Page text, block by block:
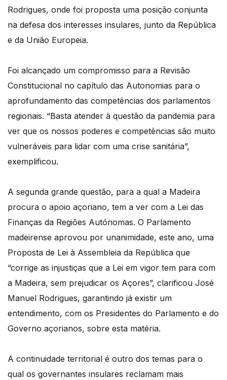
Rodrigues, onde foi proposta uma posição conjunta
na defesa dos interesses insulares, junto da República
e da União Europeia.
Foi alcançado um compromisso para a Revisão
Constitucional no capítulo das Autonomias para o
aprofundamento das competências dos parlamentos
regionais. “Basta atender à questão da pandemia para
ver que os nossos poderes e competências são muito
vulneráveis para lidar com uma crise sanitária”,
exemplificou.
A segunda grande questão, para a qual a Madeira
procura o apoio açoriano, tem a ver com a Lei das
Finanças da Regiões Autónomas. O Parlamento
madeirense aprovou por unanimidade, este ano, uma
Proposta de Lei à Assembleia da República que
“corrige as injustiças que a Lei em vigor tem para com
a Madeira, sem prejudicar os Açores”, clarificou José
Manuel Rodrigues, garantindo já existir um
entendimento, com os Presidentes do Parlamento e do
Governo açorianos, sobre esta matéria.
A continuidade territorial é outro dos temas para o
qual os governantes insulares reclamam mais